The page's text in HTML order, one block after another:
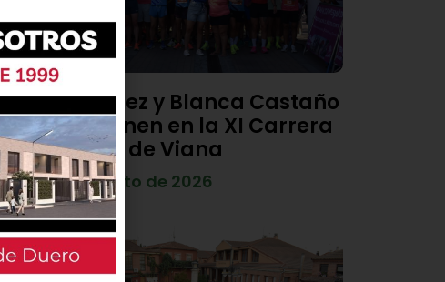
Diego Díez y Blanca Castaño
se imponen en la XI Carrera
Popular de Viana
4 de agosto de 2026